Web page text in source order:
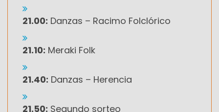
21.00: Danzas – Racimo Folclórico
21.10: Meraki Folk
21.40: Danzas – Herencia
21.50: Segundo sorteo